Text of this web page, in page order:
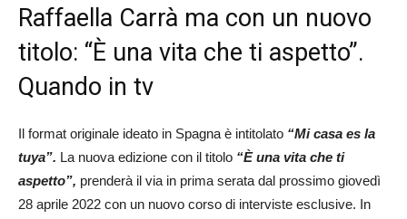
Raffaella Carrà ma con un nuovo
titolo: “È una vita che ti aspetto”.
Quando in tv
Il format originale ideato in Spagna è intitolato “Mi casa es la
tuya”. La nuova edizione con il titolo “È una vita che ti
aspetto”, prenderà il via in prima serata dal prossimo giovedì
28 aprile 2022 con un nuovo corso di interviste esclusive. In